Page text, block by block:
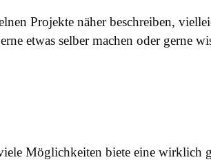
Projekte näher beschreiben,
etwas selber machen oder gerne
Möglichkeiten biete eine wirklich